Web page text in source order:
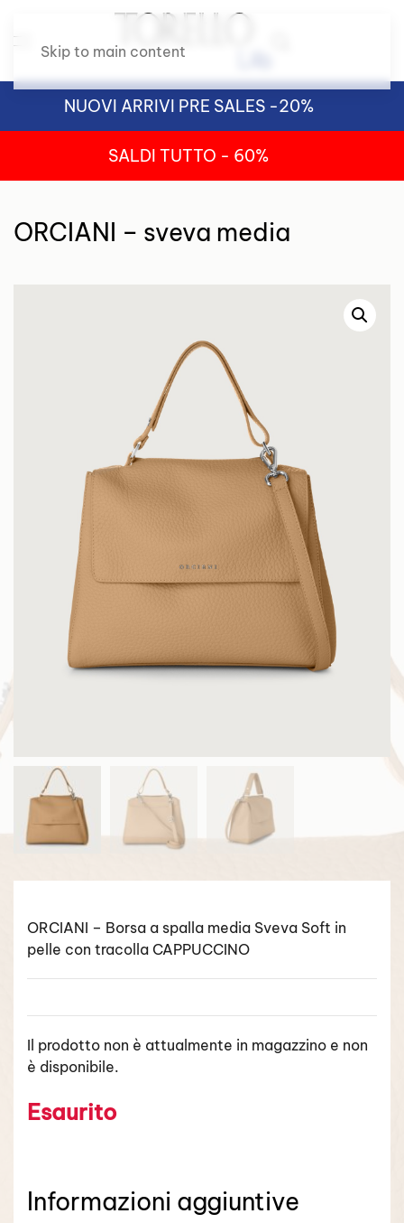
Skip to main content
NUOVI ARRIVI PRE SALES -20%
SALDI TUTTO - 60%
ORCIANI – sveva media
ORCIANI – Borsa a spalla media Sveva Soft in
pelle con tracolla CAPPUCCINO
Il prodotto non è attualmente in magazzino e non
è disponibile.
Esaurito
Informazioni aggiuntive